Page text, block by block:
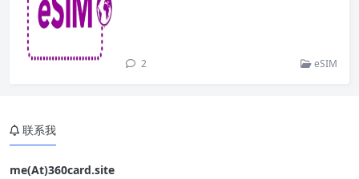
2 eSIM
联系我
me(At)360card.site